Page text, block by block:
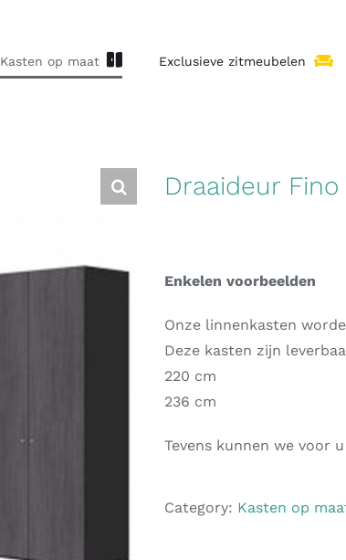
Kasten op maat Exclusieve zitmeubelen
Draaideur
Enkelen voorbeelden
Onze linnenkasten
Deze kasten zijn
220 cm
236 cm
Tevens kunnen we voor
Category: Kasten op